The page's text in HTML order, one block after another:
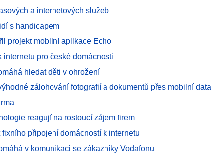
a internetových služeb
s handicapem
projekt mobilní aplikace Echo
pro české domácnosti
hledat děti v ohrožení
zálohování fotografií a dokumentů přes mobilní data
reagují na rostoucí zájem firem
připojení domácností k internetu
v komunikaci se zákazníky Vodafonu